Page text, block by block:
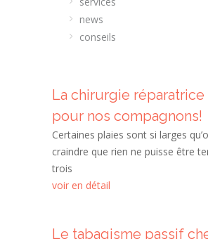
news
conseils
La chirurgie réparatrice
pour nos compagnons!
Certaines plaies sont si larges
craindre que rien ne puisse être
trois
voir en détail
Le tabagisme passif